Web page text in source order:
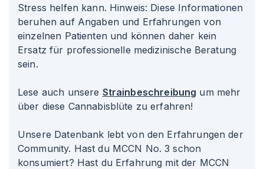
Stress helfen kann. Hinweis: Diese Informationen
beruhen auf Angaben und Erfahrungen von
einzelnen Patienten und können daher kein
Ersatz für professionelle medizinische Beratung
sein.
Lese auch unsere Strainbeschreibung um mehr
über diese Cannabisblüte zu erfahren!
Unsere Datenbank lebt von den Erfahrungen der
Community. Hast du MCCN No. 3 schon
konsumiert? Hast du Erfahrung mit der MCCN